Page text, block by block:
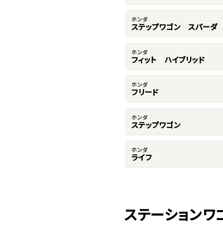
ホンダ
ステップワゴン スパーダ
ホンダ
フィット ハイブリッド
ホンダ
フリード
ホンダ
ステップワゴン
ホンダ
ライフ
ステーション